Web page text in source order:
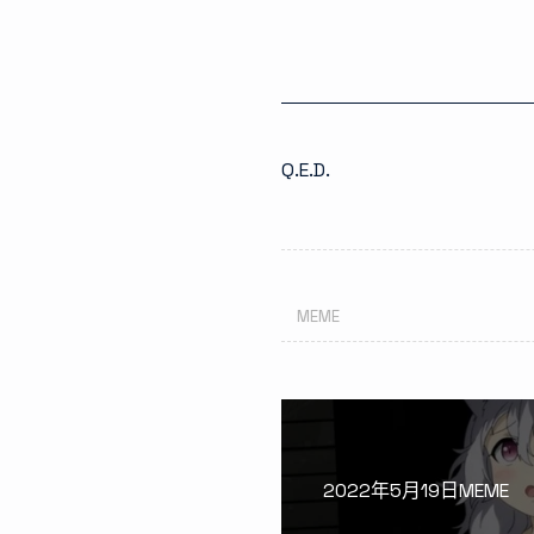
Q.E.D.
MEME
2022年5月19日MEME